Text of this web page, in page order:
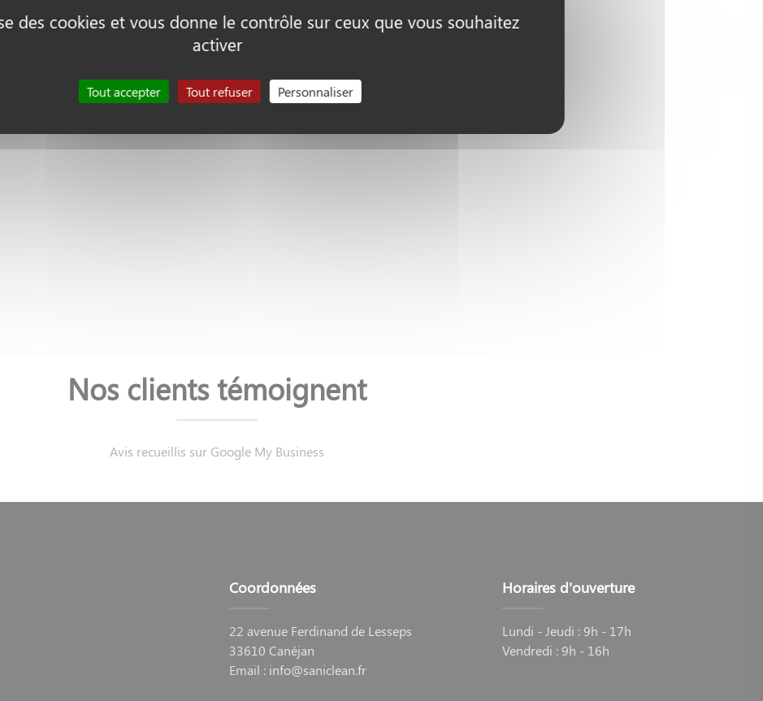
Nos clients témoignent
Avis recueillis sur Google My Business
Coordonnées
22 avenue Ferdinand de Lesseps
33610 Canéjan
Email : info@saniclean.fr
Horaires d'ouverture
Lundi - Jeudi : 9h - 17h
Vendredi : 9h - 16h
des cookies et vous donne le contrôle sur ceux que vous souhaitez
activer
Tout accepter Tout refuser Personnaliser